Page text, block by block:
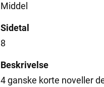
Middel
Sidetal
8
Beskrivelse
4 ganske korte noveller